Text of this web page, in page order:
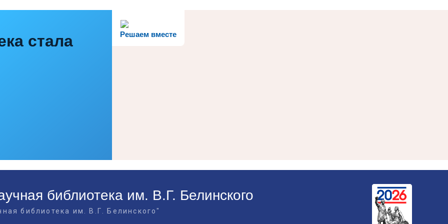
Решаем вместе
стала
библиотека им. В.Г. Белинского
библиотека им. В.Г. Белинского"